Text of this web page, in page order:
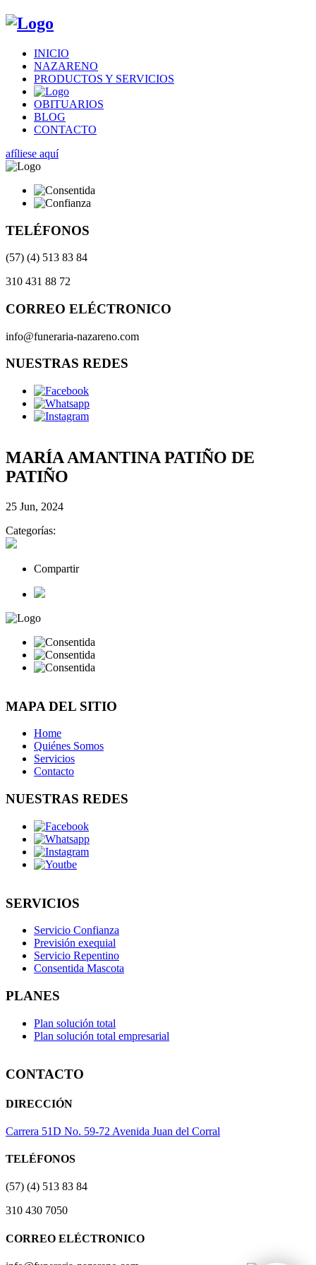
INICIO
NAZARENO
PRODUCTOS Y SERVICIOS
OBITUARIOS
BLOG
CONTACTO
afíliese aquí
TELÉFONOS
(57) (4) 513 83 84
310 431 88 72
CORREO ELÉCTRONICO
info@funeraria-nazareno.com
NUESTRAS REDES
MARÍA AMANTINA PATIÑO DE
PATIÑO
25 Jun, 2024
Categorías:
Compartir
MAPA DEL SITIO
Home
Quiénes Somos
Servicios
Contacto
NUESTRAS REDES
SERVICIOS
Servicio Confianza
Previsión exequial
Servicio Repentino
Consentida Mascota
PLANES
Plan solución total
Plan solución total empresarial
CONTACTO
DIRECCIÓN
Carrera 51D No. 59-72 Avenida Juan del Corral
TELÉFONOS
(57) (4) 513 83 84
310 430 7050
CORREO ELÉCTRONICO